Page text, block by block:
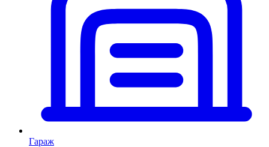
Гараж